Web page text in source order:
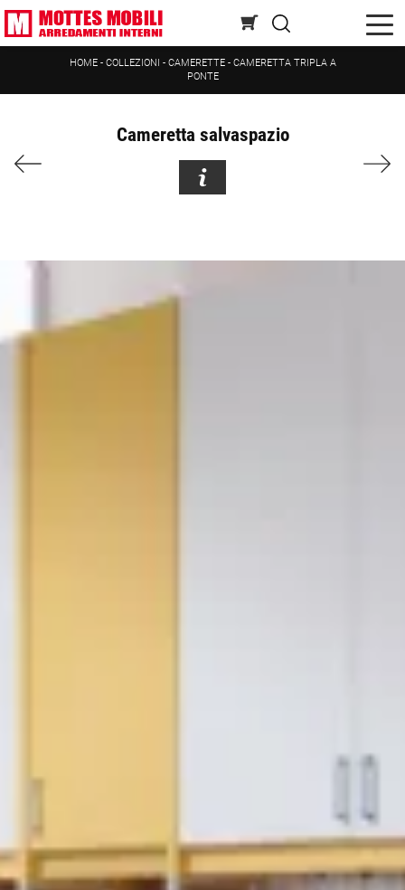
HOME- COLLEZIONI - CAMERETTE - CAMERETTA TRIPLA A
PONTE
Cameretta salvaspazio